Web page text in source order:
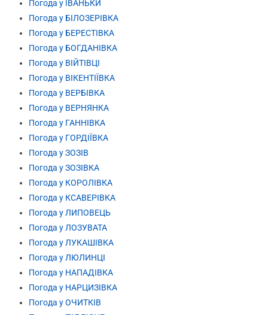
Погода у ІВАНЬКИ
Погода у БІЛОЗЕРІВКА
Погода у БЕРЕСТІВКА
Погода у БОГДАНІВКА
Погода у ВІЙТІВЦІ
Погода у ВІКЕНТІЇВКА
Погода у ВЕРБІВКА
Погода у ВЕРНЯНКА
Погода у ГАННІВКА
Погода у ГОРДІЇВКА
Погода у ЗОЗІВ
Погода у ЗОЗІВКА
Погода у КОРОЛІВКА
Погода у КСАВЕРІВКА
Погода у ЛИПОВЕЦЬ
Погода у ЛОЗУВАТА
Погода у ЛУКАШІВКА
Погода у ЛЮЛИНЦІ
Погода у НАПАДІВКА
Погода у НАРЦИЗІВКА
Погода у ОЧИТКІВ